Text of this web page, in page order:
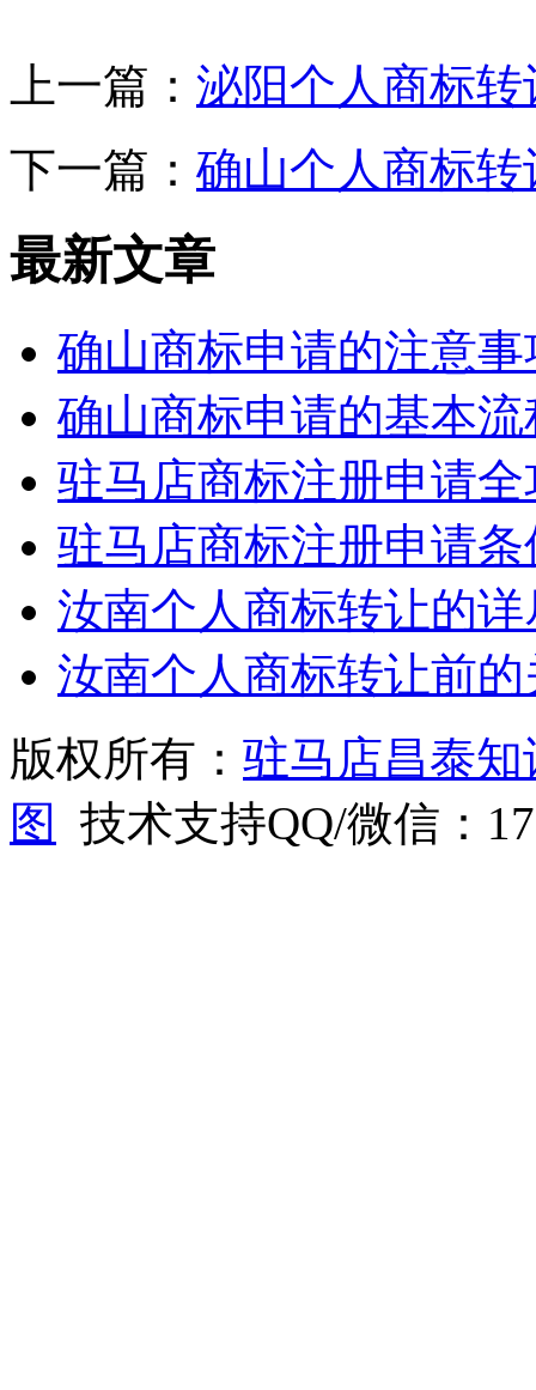
上一篇： 泌阳个人商标
下一篇： 确山个人商标
最新文章
确山商标申请的注意事
确山商标申请的基本流
驻马店商标注册申请全
驻马店商标注册申请
汝南个人商标转让的
汝南个人商标转让前
版权所有： 驻马店昌泰
图
技术支持QQ/微信：